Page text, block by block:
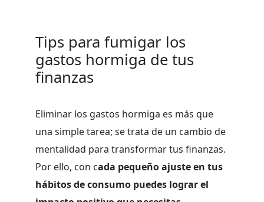
Tips para fumigar los
gastos hormiga de tus
finanzas
Eliminar los gastos hormiga es más que
una simple tarea; se trata de un cambio de
mentalidad para transformar tus finanzas.
Por ello, con cada pequeño ajuste en tus
hábitos de consumo puedes lograr el